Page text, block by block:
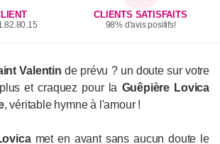
CLIENTS SATISFAITS
98% d'avis positifs!
Valentin de prévu ? un doute sur votre
et craquez pour la Guêpière Lovica
, véritable hymne à l'amour !
met en avant sans aucun doute le